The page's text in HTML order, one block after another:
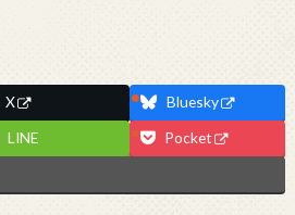
X
Bluesky
LINE
Pocket